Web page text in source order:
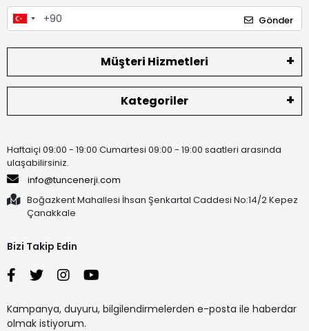
Gönder
Müşteri Hizmetleri
Kategoriler
Haftaiçi 09:00 - 19:00 Cumartesi 09:00 - 19:00 saatleri arasında
ulaşabilirsiniz.
info@tuncenerji.com
Boğazkent Mahallesi İhsan Şenkartal Caddesi No:14/2 Kepez
Çanakkale
Bizi Takip Edin
Kampanya, duyuru, bilgilendirmelerden e-posta ile haberdar
olmak istiyorum.